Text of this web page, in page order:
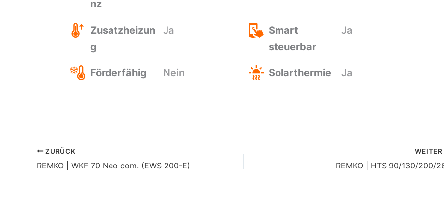
nz
Zusatzheizun
g
Ja
Smart
steuerbar
Ja
Förderfähig Nein Solarthermie Ja
ZURÜCK
REMKO | WKF 70 Neo com. (EWS 200-E)
WEITER
REMKO | HTS 90/130/200/